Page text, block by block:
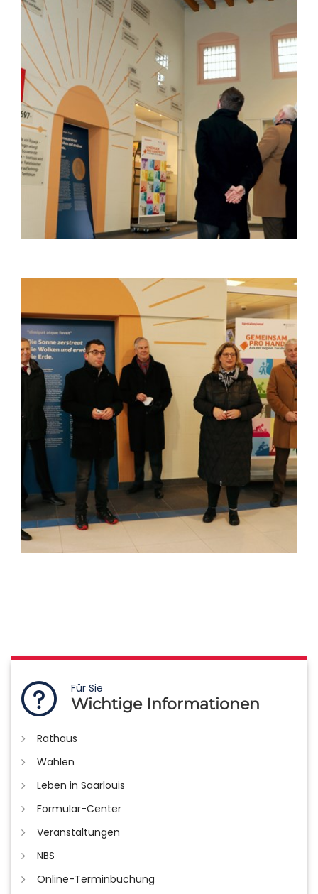
Für Sie
Wichtige Informationen
Rathaus
Wahlen
Leben in Saarlouis
Formular-Center
Veranstaltungen
NBS
Online-Terminbuchung